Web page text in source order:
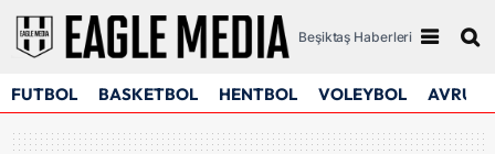
Beşiktaş Haberleri
FUTBOL BASKETBOL HENTBOL VOLEYBOL